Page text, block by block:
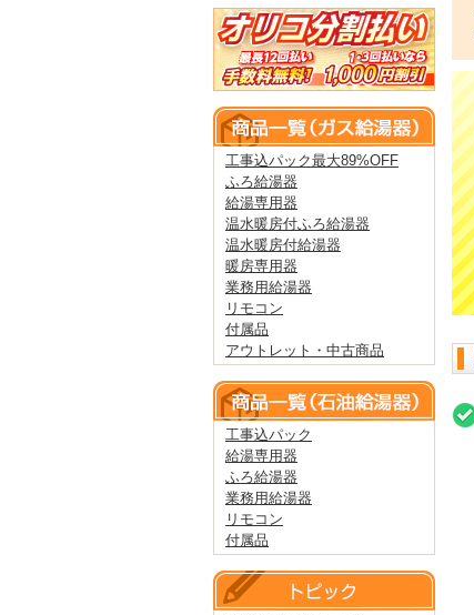
工事込パック最大89%OFF
ふろ給湯器
給湯専用器
温水暖房付ふろ給湯器
温水暖房付給湯器
暖房専用器
業務用給湯器
リモコン
付属品
アウトレット・中古商品
工事込パック
給湯専用器
ふろ給湯器
業務用給湯器
リモコン
付属品